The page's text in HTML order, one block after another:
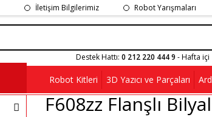
İletişim Bilgilerimiz Robot Yarışmaları
Destek Hattı: 0 212 220 444 9 - Hafta içi
Robot Kitleri 3D Yazıcı ve Parçaları
F608zz Flanşlı